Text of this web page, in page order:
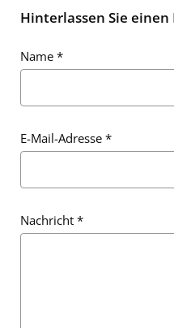
Hinterlassen Sie
Name *
E-Mail-Adresse *
Nachricht *